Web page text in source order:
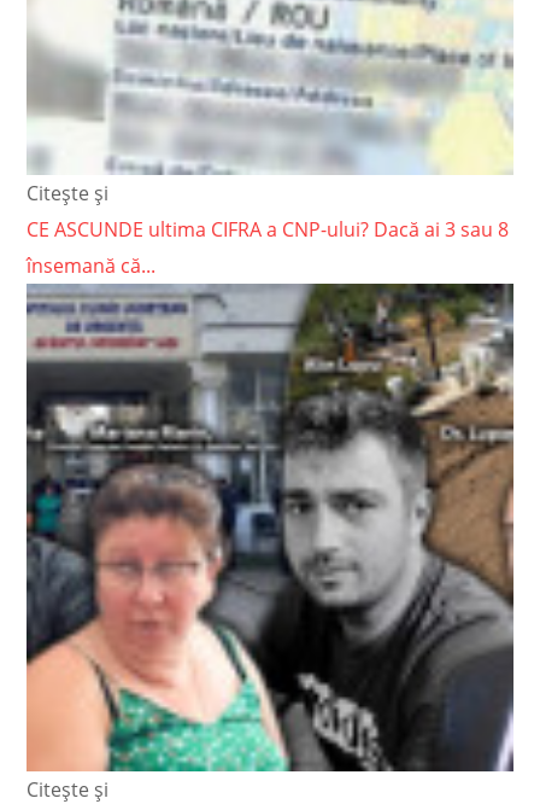
Citește și
CE ASCUNDE ultima CIFRA a CNP-ului? Dacă ai 3 sau 8
însemană că...
Citește și